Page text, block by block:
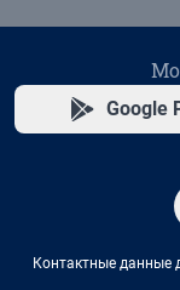
Google
Контактные данные